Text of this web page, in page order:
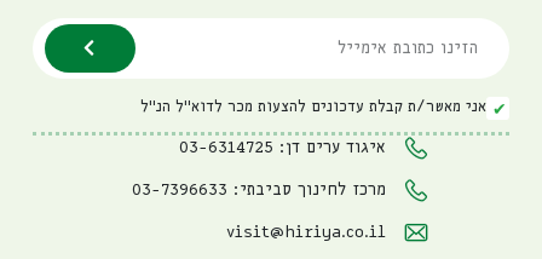
אני מאשר/ת קבלת עדכונים להצעות מכר לדוא"ל הנ"ל
איגוד ערים דן: 03-6314725
מרכז לחינוך סביבתי: 03-7396633
visit@hiriya.co.il